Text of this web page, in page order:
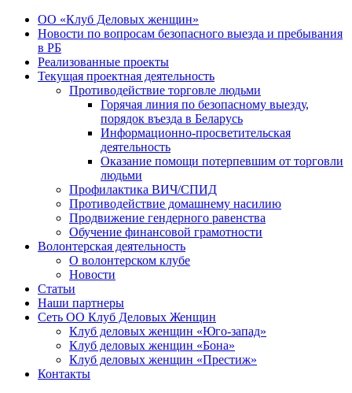
ОО «Клуб Деловых женщин»
Новости по вопросам безопасного выезда и пребывания
в РБ
Реализованные проекты
Текущая проектная деятельность
Противодействие торговле людьми
Горячая линия по безопасному выезду,
порядок въезда в Беларусь
Информационно-просветительская
деятельность
Оказание помощи потерпевшим от торговли
людьми
Профилактика ВИЧ/СПИД
Противодействие домашнему насилию
Продвижение гендерного равенства
Обучение финансовой грамотности
Волонтерская деятельность
О волонтерском клубе
Новости
Статьи
Наши партнеры
Сеть ОО Клуб Деловых Женщин
Клуб деловых женщин «Юго-запад»
Клуб деловых женщин «Бона»
Клуб деловых женщин «Престиж»
Контакты